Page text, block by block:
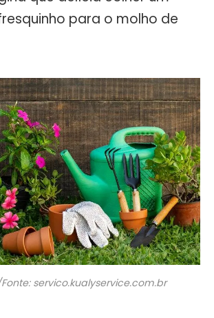
para o molho de
servico.kualyservice.com.br